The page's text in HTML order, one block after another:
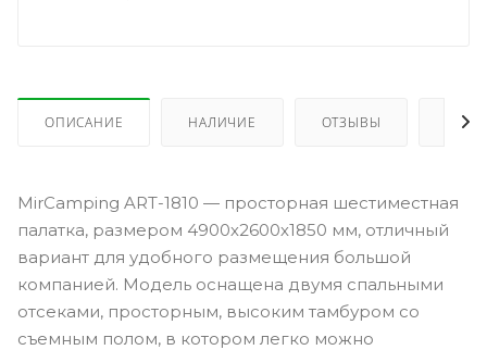
ОПИСАНИЕ НАЛИЧИЕ ОТЗЫВЫ КАК
MirCamping ART-1810 — просторная шестиместная
палатка, размером 4900х2600х1850 мм, отличный
вариант для удобного размещения большой
компанией. Модель оснащена двумя спальными
отсеками, просторным, высоким тамбуром со
съемным полом, в котором легко можно